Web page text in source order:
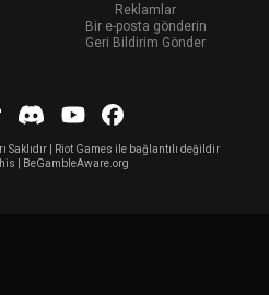
Reklamlar
Bir e-posta gönderin
Geri Bildirim Gönder
Saklıdır | Riot Games ile bağlantılı değildir
| BeGambleAware.org